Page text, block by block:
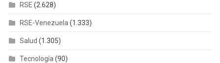
RSE (2.628)
RSE-Venezuela (1.333)
Salud (1.305)
Tecnología (90)